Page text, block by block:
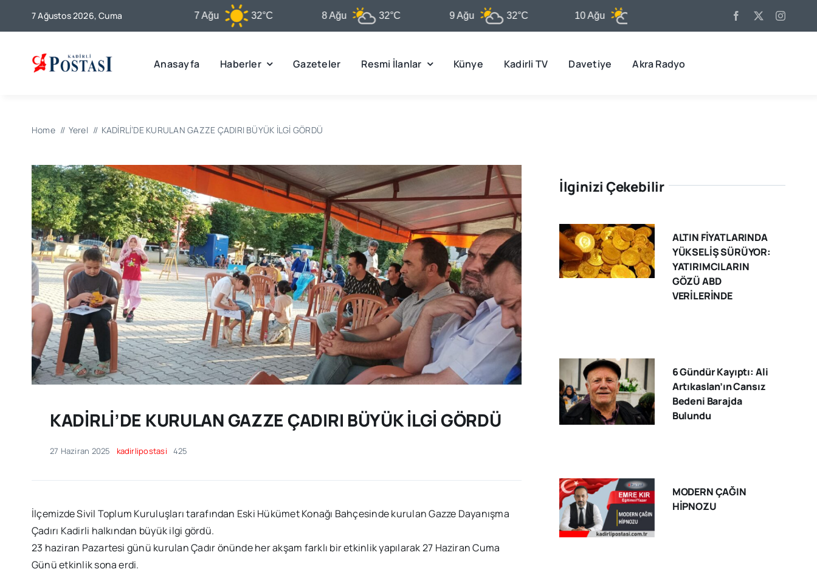
7 Ağustos 2026, Cuma
Kadirli 7 Ağu 32°C 8 Ağu 32°C 9 Ağu 32°C 10 Ağu 31°C 32°C
Anasayfa Haberler Gazeteler Resmi İlanlar Künye Kadirli TV Davetiye Akra Radyo
Home Yerel KADİRLİ’DE KURULAN GAZZE ÇADIRI BÜYÜK İLGİ GÖRDÜ
KADİRLİ’DE KURULAN GAZZE ÇADIRI BÜYÜK İLGİ GÖRDÜ
27 Haziran 2025 kadirlipostasi 425
İlçemizde Sivil Toplum Kuruluşları tarafından Eski Hükümet Konağı Bahçesinde kurulan Gazze Dayanışma
Çadırı Kadirli halkından büyük ilgi gördü.
23 haziran Pazartesi günü kurulan Çadır önünde her akşam farklı bir etkinlik yapılarak 27 Haziran Cuma
Günü etkinlik sona erdi.
İlginizi Çekebilir
ALTIN FİYATLARINDA
YÜKSELİŞ SÜRÜYOR:
YATIRIMCILARIN
GÖZÜ ABD
VERİLERİNDE
6 Gündür Kayıptı: Ali
Artıkaslan’ın Cansız
Bedeni Barajda
Bulundu
MODERN ÇAĞIN
HİPNOZU